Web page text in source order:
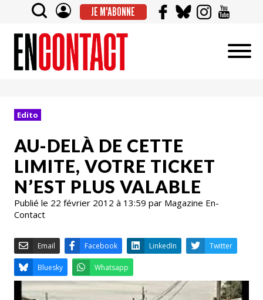
JE M'ABONNE
Edito
AU-DELÀ DE CETTE
LIMITE, VOTRE TICKET
N’EST PLUS VALABLE
Publié le 22 février 2012 à 13:59 par Magazine En-
Contact